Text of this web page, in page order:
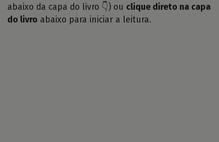
abaixo da capa do livro 👇) ou clique direto na capa
do livro abaixo para iniciar a leitura.